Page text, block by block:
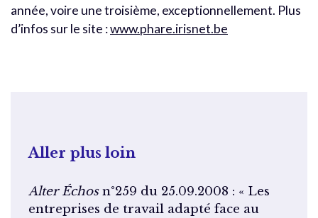
année, voire une troisième, exceptionnellement. Plus
d’infos sur le site :www.phare.irisnet.be
Aller plus loin
Alter Échosn°259 du 25.09.2008 : « Les
entreprises de travail adapté face au